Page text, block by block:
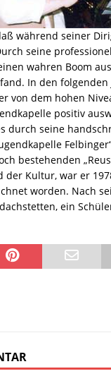
während seiner
seine
wahren Boom
In den
von dem hohen
positiv
durch seine
bestehenden
Kultur, war er
worden. Nach
ein